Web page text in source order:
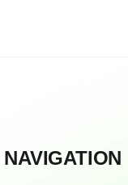
NAVIGATION